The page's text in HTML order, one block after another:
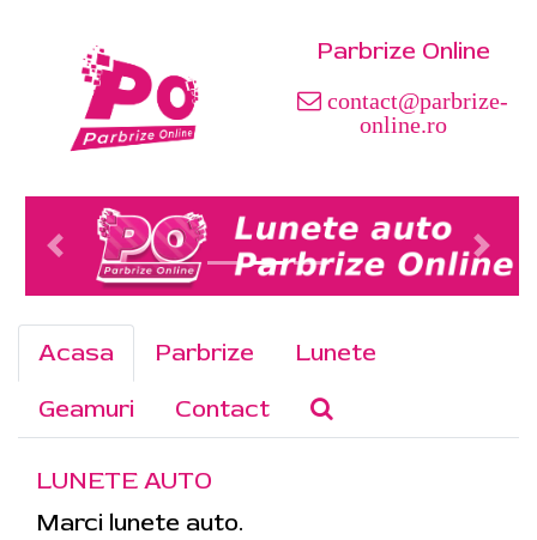
Parbrize Online
contact@parbrize-
online.ro
Acasa Parbrize
Lunete
Geamuri
Contact
LUNETE AUTO
Marci lunete auto.